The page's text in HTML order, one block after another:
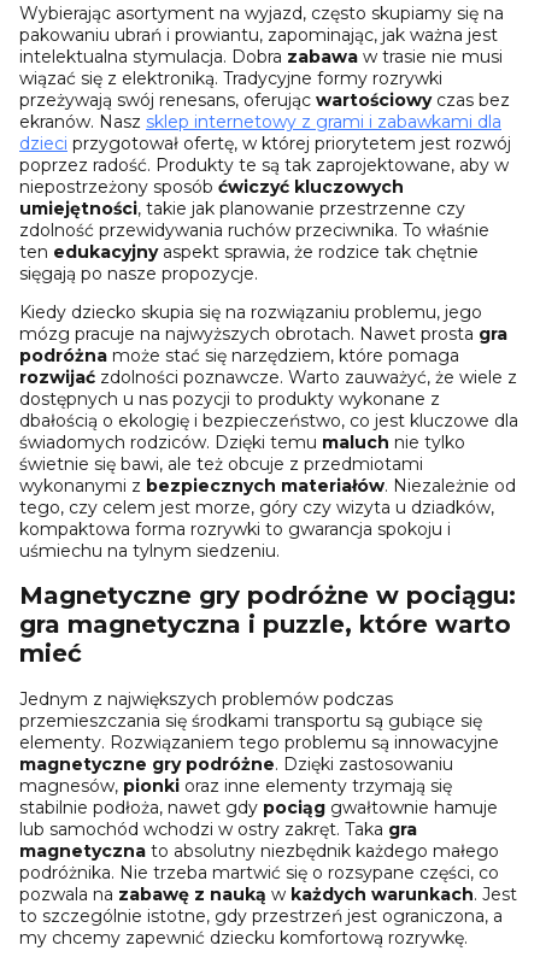
Wybierając asortyment na wyjazd, często skupiamy się na
pakowaniu ubrań i prowiantu, zapominając, jak ważna jest
intelektualna stymulacja. Dobra zabawa w trasie nie musi
wiązać się z elektroniką. Tradycyjne formy rozrywki
przeżywają swój renesans, oferując wartościowyczas bez
ekranów. Nasz sklep internetowy z grami i zabawkami dla
dzieci przygotował ofertę, w której priorytetem jest rozwój
poprzez radość. Produkty te są tak zaprojektowane, aby w
niepostrzeżony sposób ćwiczyć kluczowych
umiejętności, takie jak planowanie przestrzenne czy
zdolność przewidywania ruchów przeciwnika. To właśnie
ten edukacyjnyaspekt sprawia, że rodzice tak chętnie
sięgają po nasze propozycje.
Kiedy dziecko skupia się na rozwiązaniu problemu, jego
mózg pracuje na najwyższych obrotach. Nawet prosta gra
podróżna może stać się narzędziem, które pomaga
rozwijać zdolności poznawcze. Warto zauważyć, że wiele z
dostępnych u nas pozycji to produkty wykonane z
dbałością o ekologię i bezpieczeństwo, co jest kluczowe dla
świadomych rodziców. Dzięki temu maluch nie tylko
świetnie się bawi, ale też obcuje z przedmiotami
wykonanymi z bezpiecznych materiałów. Niezależnie od
tego, czy celem jest morze, góry czy wizyta u dziadków,
kompaktowa forma rozrywki to gwarancja spokoju i
uśmiechu na tylnym siedzeniu.
Magnetyczne gry podróżne w pociągu:
gra magnetyczna i puzzle, które warto
mieć
Jednym z największych problemów podczas
przemieszczania się środkami transportu są gubiące się
elementy. Rozwiązaniem tego problemu są innowacyjne
magnetyczne gry podróżne. Dzięki zastosowaniu
magnesów, pionki oraz inne elementy trzymają się
stabilnie podłoża, nawet gdy pociąg gwałtownie hamuje
lub samochód wchodzi w ostry zakręt. Taka gra
magnetyczna to absolutny niezbędnik każdego małego
podróżnika. Nie trzeba martwić się o rozsypane części, co
pozwala na zabawę z nauką w każdych warunkach. Jest
to szczególnie istotne, gdy przestrzeń jest ograniczona, a
my chcemy zapewnić dziecku komfortową rozrywkę.